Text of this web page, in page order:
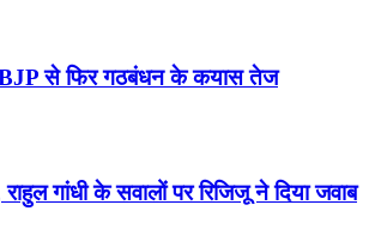
से फिर गठबंधन के कयास तेज
गांधी के सवालों पर रिजिजू ने दिया जवाब